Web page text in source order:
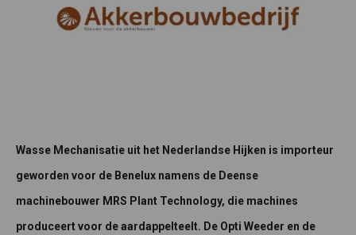
Wasse Mechanisatie uit het Nederlandse Hijken is importeur
geworden voor de Benelux namens de Deense
machinebouwer MRS Plant Technology, die machines
produceert voor de aardappelteelt. De Opti Weeder en de